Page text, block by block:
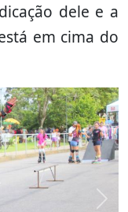
dele e a
em cima do